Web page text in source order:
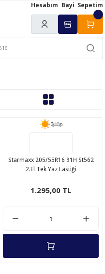
Hesabım Bayi Sepetim
Starmaxx 205/55R16 91H St562
2.El Tek Yaz Lastiği
1.295,00 TL